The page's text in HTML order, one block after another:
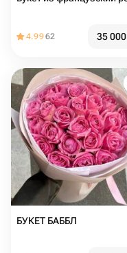
4.9962 35 000
БУКЕТ БАББЛ